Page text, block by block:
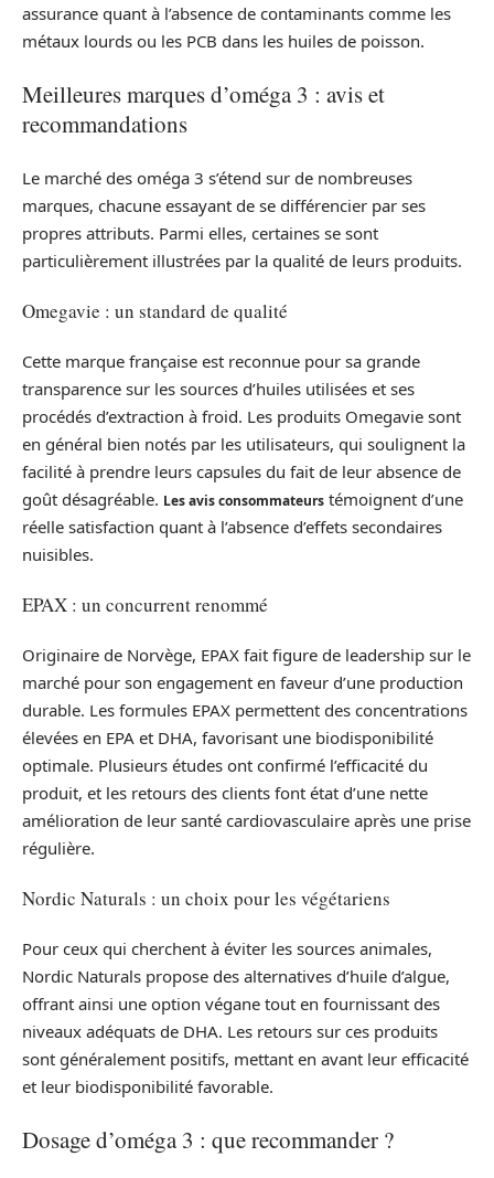
assurance quant à l’absence de contaminants comme les
métaux lourds ou les PCB dans les huiles de poisson.
Meilleures marques d’oméga 3 : avis et
recommandations
Le marché des oméga 3 s’étend sur de nombreuses
marques, chacune essayant de se différencier par ses
propres attributs. Parmi elles, certaines se sont
particulièrement illustrées par la qualité de leurs produits.
Omegavie : un standard de qualité
Cette marque française est reconnue pour sa grande
transparence sur les sources d’huiles utilisées et ses
procédés d’extraction à froid. Les produits Omegavie sont
en général bien notés par les utilisateurs, qui soulignent la
facilité à prendre leurs capsules du fait de leur absence de
goût désagréable. Les avis consommateurs témoignent d’une
réelle satisfaction quant à l’absence d’effets secondaires
nuisibles.
EPAX : un concurrent renommé
Originaire de Norvège, EPAX fait figure de leadership sur le
marché pour son engagement en faveur d’une production
durable. Les formules EPAX permettent des concentrations
élevées en EPA et DHA, favorisant une biodisponibilité
optimale. Plusieurs études ont confirmé l’efficacité du
produit, et les retours des clients font état d’une nette
amélioration de leur santé cardiovasculaire après une prise
régulière.
Nordic Naturals : un choix pour les végétariens
Pour ceux qui cherchent à éviter les sources animales,
Nordic Naturals propose des alternatives d’huile d’algue,
offrant ainsi une option végane tout en fournissant des
niveaux adéquats de DHA. Les retours sur ces produits
sont généralement positifs, mettant en avant leur efficacité
et leur biodisponibilité favorable.
Dosage d’oméga 3 : que recommander ?